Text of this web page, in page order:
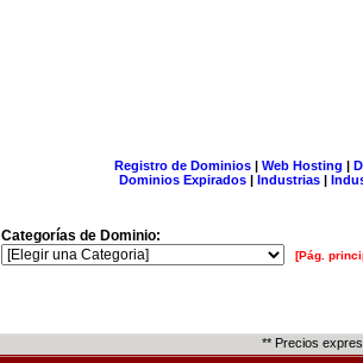
Registro de Dominios| Web Hosting |
Dominios Expirados | Industrias |
Categorías de Dominio:
[Pág.
** Precios